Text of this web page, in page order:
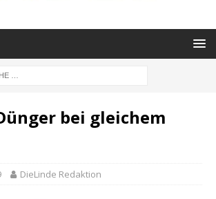
bei gleichem
DieLinde Redaktion